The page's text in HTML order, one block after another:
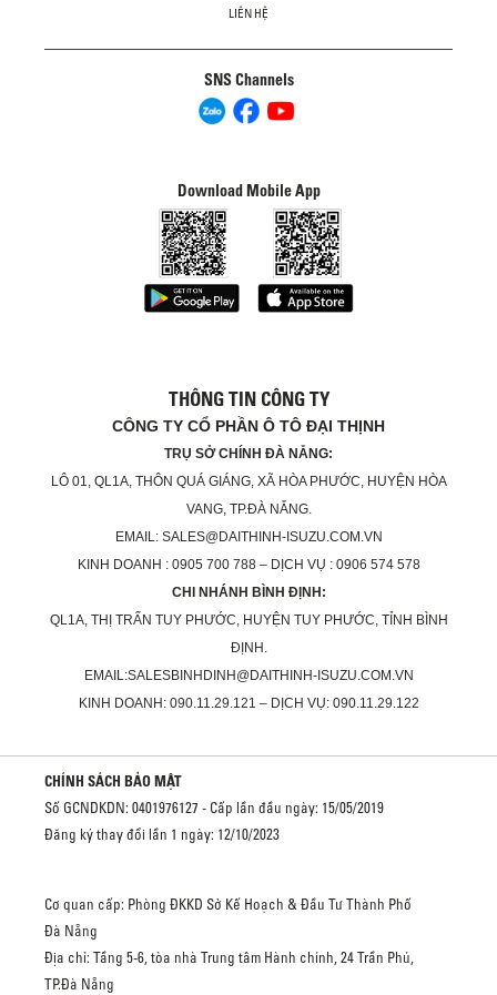
LIÊN HỆ
SNS Channels
Download Mobile App
THÔNG TIN CÔNG TY
CÔNG TY CỔ PHẦN Ô TÔ ĐẠI THỊNH
TRỤ SỞ CHÍNH ĐÀ NẴNG:
LÔ 01, QL1A, THÔN QUÁ GIÁNG, XÃ HÒA PHƯỚC, HUYỆN HÒA
VANG, TP.ĐÀ NẴNG.
EMAIL: SALES@DAITHINH-ISUZU.COM.VN
KINH DOANH : 0905 700 788 – DỊCH VỤ : 0906 574 578
CHI NHÁNH BÌNH ĐỊNH:
QL1A, THỊ TRẤN TUY PHƯỚC, HUYỆN TUY PHƯỚC, TỈNH BÌNH
ĐỊNH.
EMAIL:SALESBINHDINH@DAITHINH-ISUZU.COM.VN
KINH DOANH: 090.11.29.121 – DỊCH VỤ: 090.11.29.122
CHÍNH SÁCH BẢO MẬT
Số GCNDKDN: 0401976127 - Cấp lần đầu ngày: 15/05/2019
Đăng ký thay đổi lần 1 ngày: 12/10/2023
Cơ quan cấp: Phòng ĐKKD Sở Kế Hoạch & Đầu Tư Thành Phố
Đà Nẵng
Địa chỉ: Tầng 5-6, tòa nhà Trung tâm Hành chính, 24 Trần Phú,
TP.Đà Nẵng